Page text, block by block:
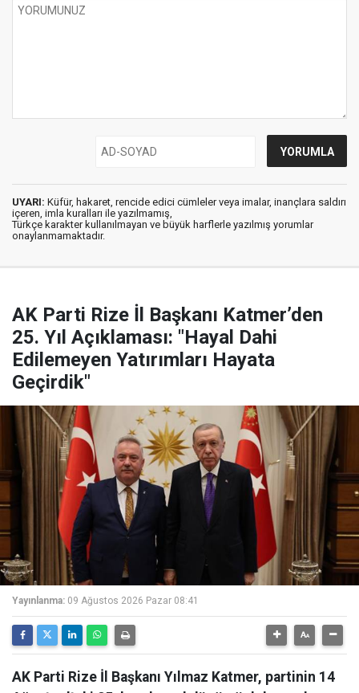
UYARI: Küfür, hakaret, rencide edici cümleler veya imalar, inançlara saldırı
içeren, imla kuralları ile yazılmamış,
Türkçe karakter kullanılmayan ve büyük harflerle yazılmış yorumlar
onaylanmamaktadır.
AK Parti Rize İl Başkanı Katmer’den
25. Yıl Açıklaması: "Hayal Dahi
Edilemeyen Yatırımları Hayata
Geçirdik"
Yayınlanma: 09 Ağustos 2026 Pazar 08:41
AK Parti Rize İl Başkanı Yılmaz Katmer, partinin 14